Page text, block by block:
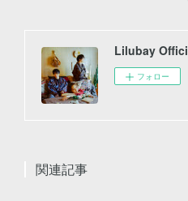
Lilubay
フォロー
関連記事